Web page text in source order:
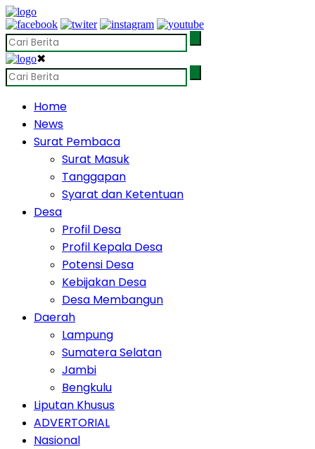
✖
Home
News
Surat Pembaca
Surat Masuk
Tanggapan
Syarat dan Ketentuan
Desa
Profil Desa
Profil Kepala Desa
Potensi Desa
Kebijakan Desa
Desa Membangun
Daerah
Lampung
Sumatera Selatan
Jambi
Bengkulu
Liputan Khusus
ADVERTORIAL
Nasional